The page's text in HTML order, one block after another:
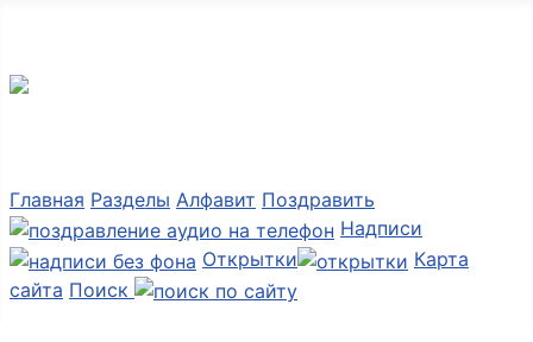
Главная Разделы Алфавит Поздравить
Надписи
Открытки
Карта
сайта Поиск